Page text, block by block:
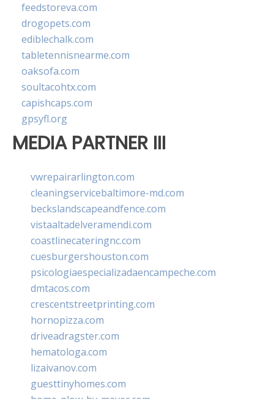
feedstoreva.com
drogopets.com
ediblechalk.com
tabletennisnearme.com
oaksofa.com
soultacohtx.com
capishcaps.com
gpsyfl.org
MEDIA PARTNER III
vwrepairarlington.com
cleaningservicebaltimore-md.com
beckslandscapeandfence.com
vistaaltadelveramendi.com
coastlinecateringnc.com
cuesburgershouston.com
psicologiaespecializadaencampeche.com
dmtacos.com
crescentstreetprinting.com
hornopizza.com
driveadragster.com
hematologa.com
lizaivanov.com
guesttinyhomes.com